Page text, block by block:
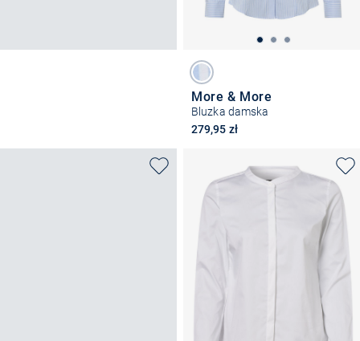
More & More
Bluzka damska
279,95 zł